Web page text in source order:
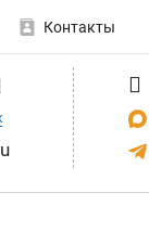
Контакты